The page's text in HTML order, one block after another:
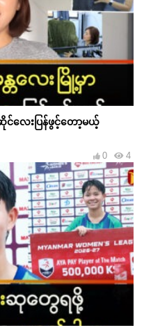
လေးပြန်ဖွင့်တော့မယ့်
4
0